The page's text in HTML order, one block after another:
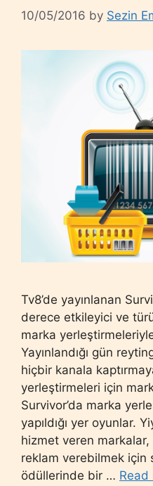
10/05/2016 by Sezin
Tv8’de yayınlanan
derece etkileyici ve
marka
Yayınlandığı gün
hiçbir kanala
yerleştirmeleri için
Survivor’da marka
yapıldığı yer oyunlar.
hizmet veren markalar,
reklam verebilmek için
ödüllerinde bir … Read